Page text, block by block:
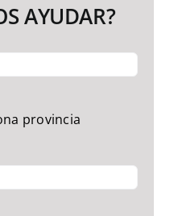
AYUDAR?
provincia